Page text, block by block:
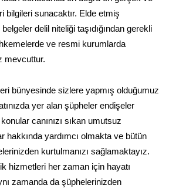
bilgileri sunacaktır. Elde etmiş
delil niteliği taşıdığından gerekli
ve resmi kurumlarda
mevcuttur.
bünyesinde sizlere yapmış olduğumuz
yer alan şüpheler endişeler
canınızı sıkan umutsuz
hakkında yardımcı olmakta ve bütün
kurtulmanızı sağlamaktayız.
hizmetleri her zaman için hayatı
zamanda da şüphelerinizden